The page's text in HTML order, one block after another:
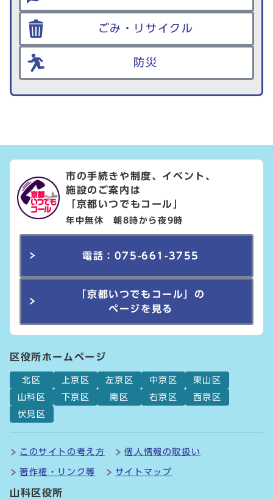
ごみ・リサイクル
防災
市の手続きや制度、イベント、
施設のご案内は
「京都いつでもコール」
年中無休 朝8時から夜9時
電話：075-661-3755
「京都いつでもコール」の
ページを見る
区役所ホームページ
北区 上京区 左京区 中京区
東山区
山科区
下京区 南区 右京区
西京区
伏見区
このサイトの考え方 個人情報の取扱い
著作権・リンク等 サイトマップ
山科区役所